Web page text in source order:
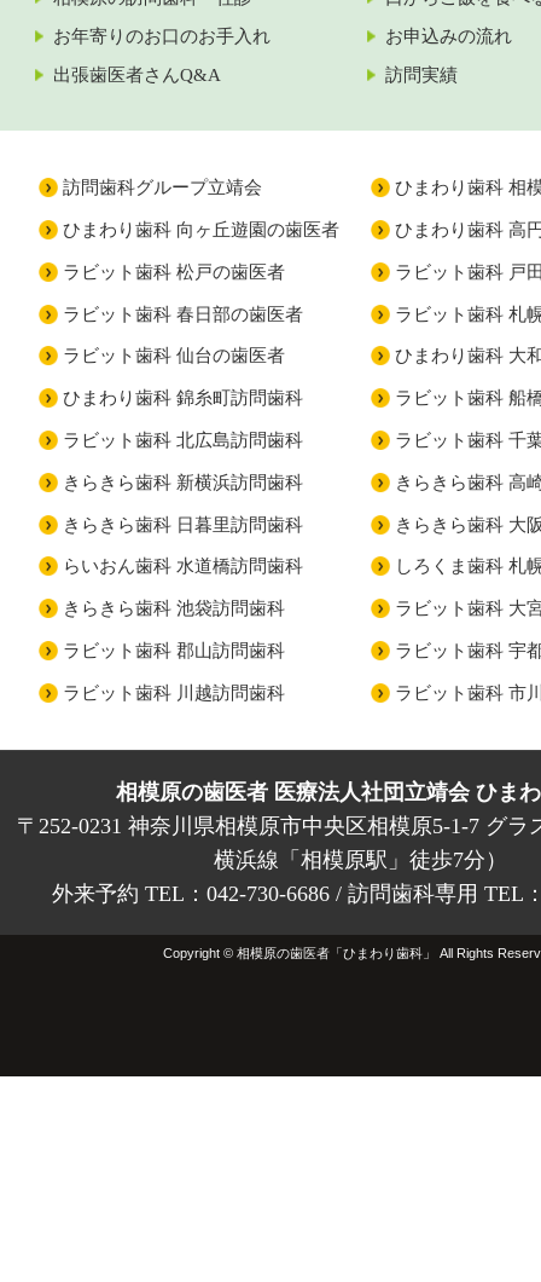
お年寄りのお口のお手入れ
お申込みの流れ
出張歯医者さんQ&A
訪問実績
訪問歯科グループ立靖会 ひまわり歯科 相
ひまわり歯科 向ヶ丘遊園の歯医者 ひまわり歯科 高
ラビット歯科 松戸の歯医者 ラビット歯科 戸
ラビット歯科 春日部の歯医者 ラビット歯科 札
ラビット歯科 仙台の歯医者 ひまわり歯科 大
ひまわり歯科 錦糸町訪問歯科 ラビット歯科 船
ラビット歯科 北広島訪問歯科 ラビット歯科 千
きらきら歯科 新横浜訪問歯科 きらきら歯科 高
きらきら歯科 日暮里訪問歯科 きらきら歯科 大
らいおん歯科 水道橋訪問歯科 しろくま歯科 札
きらきら歯科 池袋訪問歯科 ラビット歯科 大
ラビット歯科 郡山訪問歯科 ラビット歯科 宇
ラビット歯科 川越訪問歯科 ラビット歯科 市
相模原の歯医者 医療法人社団立靖会 ひま
〒252-0231 神奈川県相模原市中央区相模原5-1-7 グラ
横浜線「相模原駅」徒歩7分）
外来予約 TEL：042-730-6686 / 訪問歯科専用 TEL
Copyright © 相模原の歯医者「ひまわり歯科」 All Rights